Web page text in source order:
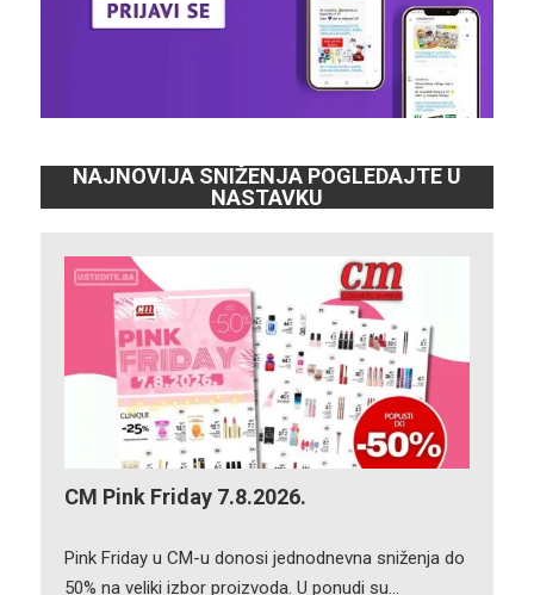
NAJNOVIJA SNIŽENJA POGLEDAJTE U
NASTAVKU
CM Pink Friday 7.8.2026.
Pink Friday u CM-u donosi jednodnevna sniženja do
50% na veliki izbor proizvoda. U ponudi su…